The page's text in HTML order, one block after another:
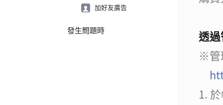
加好友廣告
發生問題時
透
※管
1.